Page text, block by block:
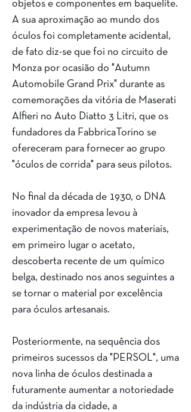
objetos e componentes em baquelite.
A sua aproximação ao mundo dos
óculos foi completamente acidental,
de fato diz-se que foi no circuito de
Monza por ocasião do "Autumn
Automobile Grand Prix" durante as
comemorações da vitória de Maserati
Alfieri no Auto Diatto 3 Litri, que os
fundadores da FabbricaTorino se
ofereceram para fornecer ao grupo
"óculos de corrida" para seus pilotos.
No final da década de 1930, o DNA
inovador da empresa levou à
experimentação de novos materiais,
em primeiro lugar o acetato,
descoberta recente de um químico
belga, destinado nos anos seguintes a
se tornar o material por excelência
para óculos artesanais.
Posteriormente, na sequência dos
primeiros sucessos da "PERSOL", uma
nova linha de óculos destinada a
futuramente aumentar a notoriedade
da indústria da cidade, a